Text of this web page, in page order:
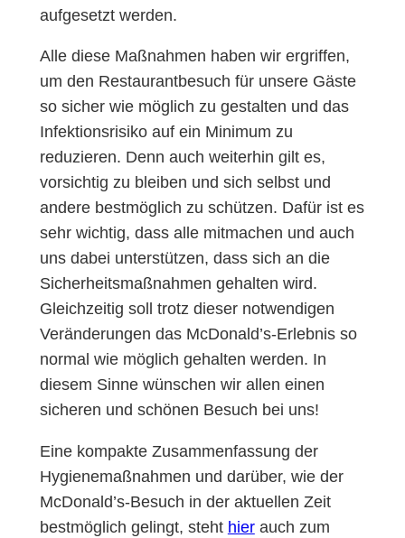
aufgesetzt werden.
Alle diese Maßnahmen haben wir ergriffen,
um den Restaurantbesuch für unsere Gäste
so sicher wie möglich zu gestalten und das
Infektionsrisiko auf ein Minimum zu
reduzieren. Denn auch weiterhin gilt es,
vorsichtig zu bleiben und sich selbst und
andere bestmöglich zu schützen. Dafür ist es
sehr wichtig, dass alle mitmachen und auch
uns dabei unterstützen, dass sich an die
Sicherheitsmaßnahmen gehalten wird.
Gleichzeitig soll trotz dieser notwendigen
Veränderungen das McDonald’s-Erlebnis so
normal wie möglich gehalten werden. In
diesem Sinne wünschen wir allen einen
sicheren und schönen Besuch bei uns!
Eine kompakte Zusammenfassung der
Hygienemaßnahmen und darüber, wie der
McDonald’s-Besuch in der aktuellen Zeit
bestmöglich gelingt, steht hierauch zum